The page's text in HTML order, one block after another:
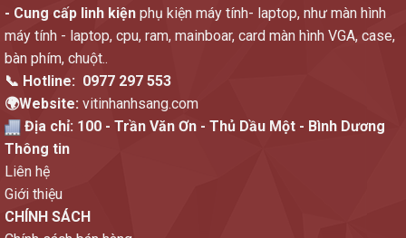
- Cung cấp linh kiện phụ kiện máy tính- laptop, như màn hình
máy tính - laptop, cpu, ram, mainboar, card màn hình VGA, case,
bàn phím, chuột..
📞 Hotline: 0977 297 553
🌍Website: vitinhanhsang.com
Địa chỉ: 100 - Trần Văn Ơn - Thủ Dầu Một - Bình Dương
Thông tin
Liên hệ
Giới thiệu
CHÍNH SÁCH